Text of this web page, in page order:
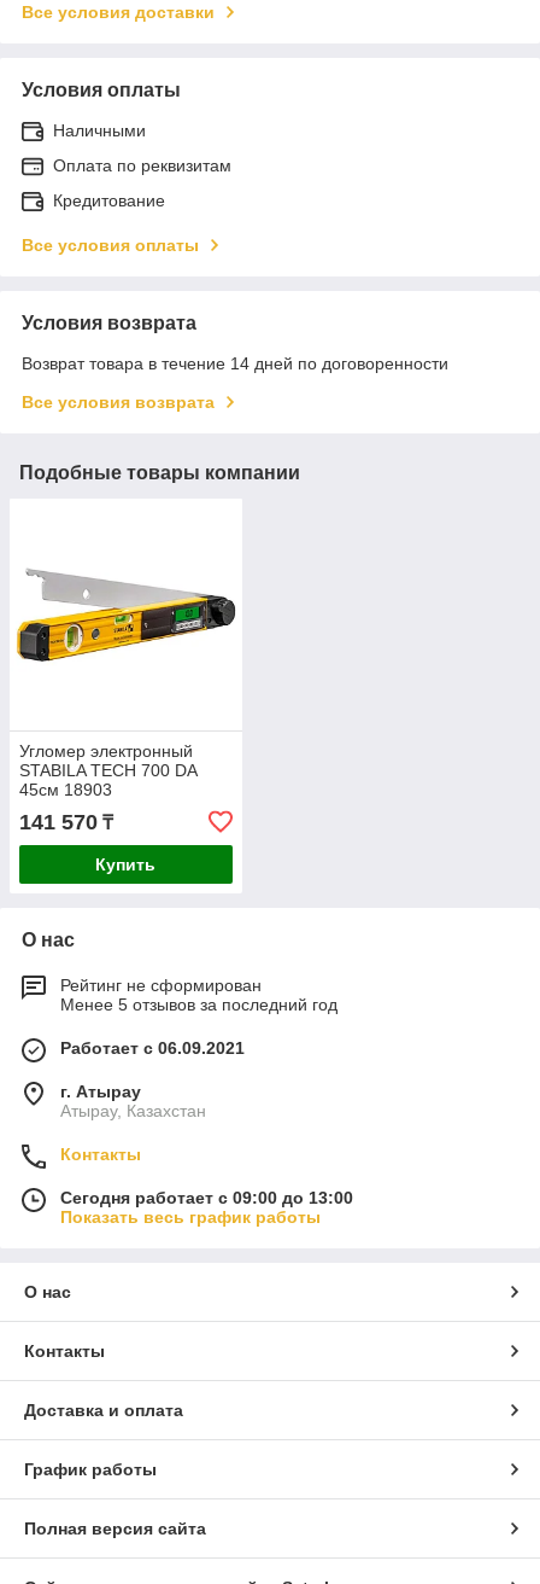
Все условия доставки
Условия оплаты
Наличными
Оплата по реквизитам
Кредитование
Все условия оплаты
Условия возврата
Возврат товара в течение 14 дней по договоренности
Все условия возврата
Подобные товары компании
Угломер электронный
STABILA TECH 700 DA
45см 18903
141 570 ₸
Купить
О нас
Рейтинг не сформирован
Менее 5 отзывов за последний год
Работает с 06.09.2021
г. Атырау
Атырау, Казахстан
Контакты
Сегодня работает с 09:00 до 13:00
Показать весь график работы
О нас
Контакты
Доставка и оплата
График работы
Полная версия сайта